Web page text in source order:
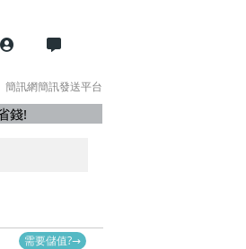
簡訊網簡訊發送平台
錢!
需要儲值?→